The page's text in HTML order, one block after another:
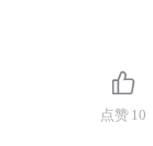
点赞 10